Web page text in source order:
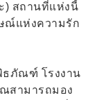
) สถานที่แห่งนี้
ณ์แห่งความรัก
ธภัณฑ์ โรงงาน
สามารถมอง